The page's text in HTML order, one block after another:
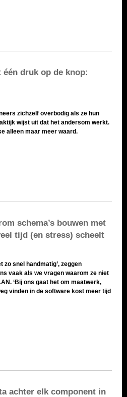
één druk op de knop:
zichzelf overbodig als ze hun
wijst uit dat het andersom werkt.
alleen maar meer waard.
schema’s bouwen met
tijd (en stress) scheelt
zo snel handmatig’, zeggen
vaak als we vragen waarom ze niet
‘Bij ons gaat het om maatwerk,
vinden in de software kost meer tijd
achter elk component in